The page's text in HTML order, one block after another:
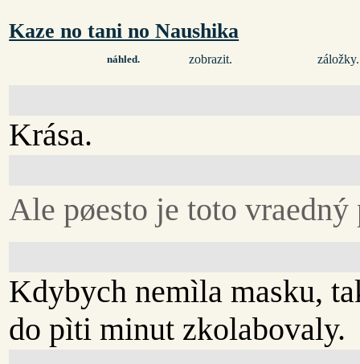
Kaze no tani no Naushika
náhled. zobrazit. záložky.
Krása.
Ale pøesto je toto vraedný
Kdybych nemìla masku,
do pìti minut zkolabovaly.